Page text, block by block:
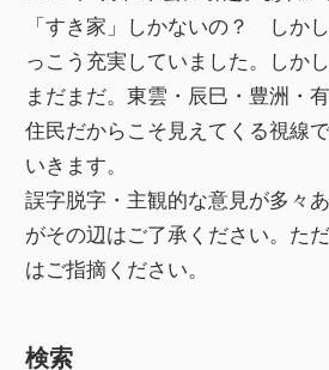
「すき家」しかないの？ しか
っこう充実していました。しか
まだまだ。東雲・辰巳・豊洲・
住民だからこそ見えてくる視線
いきます。
誤字脱字・主観的な意見が多々
がその辺はご了承ください。た
はご指摘ください。
検索